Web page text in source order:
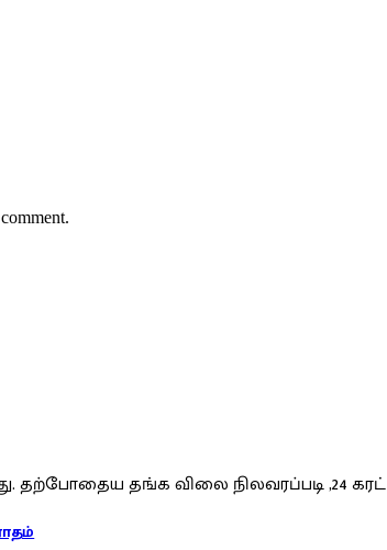
தற்போதைய தங்க விலை நிலவரப்படி ,24